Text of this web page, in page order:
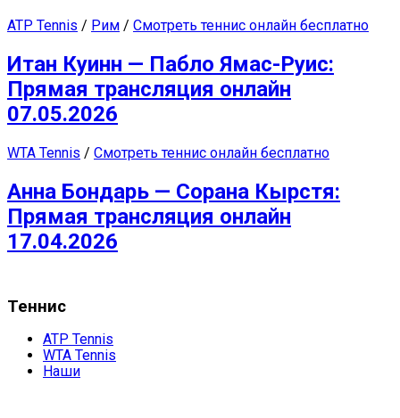
ATP Tennis / Рим / Смотреть теннис онлайн бесплатно
Итан Куинн — Пабло Ямас-Руис:
Прямая трансляция онлайн
07.05.2026
WTA Tennis / Смотреть теннис онлайн бесплатно
Анна Бондарь — Сорана Кырстя:
Прямая трансляция онлайн
17.04.2026
Теннис
ATP Tennis
WTA Tennis
Наши